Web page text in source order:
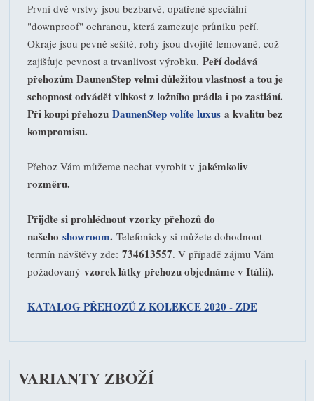
První dvě vrstvy jsou bezbarvé, opatřené speciální
"downproof" ochranou, která zamezuje průniku peří.
Okraje jsou pevně sešité, rohy jsou dvojitě lemované, což
zajišťuje pevnost a trvanlivost výrobku. Peří dodává
přehozům DaunenStep velmi důležitou vlastnost a tou je
schopnost odvádět vlhkost z ložního prádla i po zastlání.
Při koupi přehozu DaunenStep volíte luxus a kvalitu bez
kompromisu.
Přehoz Vám můžeme nechat vyrobit v jakémkoliv
rozměru.
Přijďte si prohlédnout vzorky přehozů do
našeho showroom. Telefonicky si můžete dohodnout
termín návštěvy zde: 734613557. V případě zájmu Vám
požadovaný vzorek látky přehozu objednáme v Itálii).
KATALOG PŘEHOZŮ Z KOLEKCE 2020 - ZDE
VARIANTY ZBOŽÍ